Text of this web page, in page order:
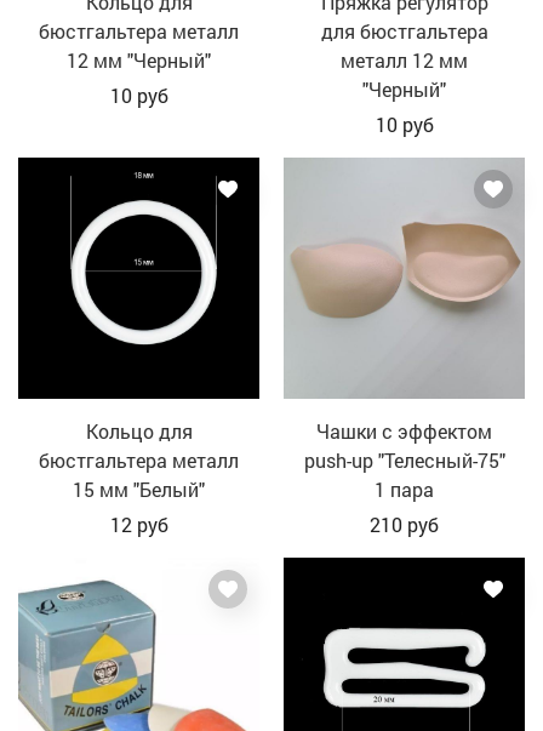
бюстгальтера металл
12 мм "Черный"
10руб
для бюстгальтера
металл 12 мм
"Черный"
10руб
Кольцо для
бюстгальтера металл
15 мм "Белый"
12 руб
Чашки с эффектом
push-up "Телесный-75"
1 пара
210 руб